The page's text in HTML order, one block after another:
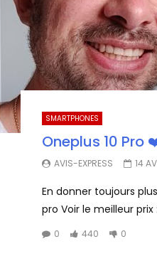
SMARTPHONES
Oneplus 10
AVIS-EXPRESS 14
En donner toujours
pro Voir le meilleur
0 440 0